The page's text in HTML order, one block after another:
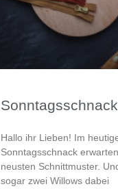
Hallo ihr Lieben! Im
Sonntagsschnack
neusten Schnittmuster.
sogar zwei Willows dabei